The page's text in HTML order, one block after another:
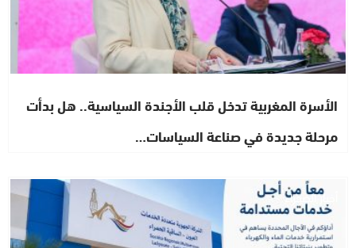
الأسرة المغربية تدخل قلب الأجندة السياسية.. هل بدأت
مرحلة جديدة في صناعة السياسات…
أخبار الصحراء